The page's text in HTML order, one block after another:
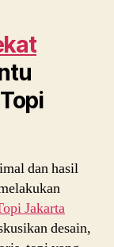
dan hasil
Jakarta
desain,